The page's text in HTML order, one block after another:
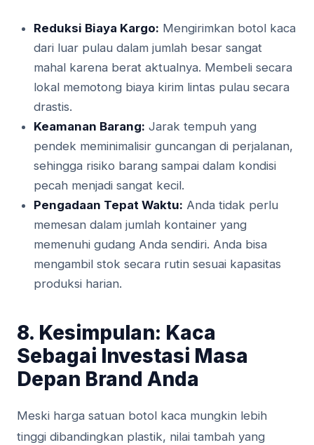
Reduksi Biaya Kargo: Mengirimkan botol kaca
dari luar pulau dalam jumlah besar sangat
mahal karena berat aktualnya. Membeli secara
lokal memotong biaya kirim lintas pulau secara
drastis.
Keamanan Barang: Jarak tempuh yang
pendek meminimalisir guncangan di perjalanan,
sehingga risiko barang sampai dalam kondisi
pecah menjadi sangat kecil.
Pengadaan Tepat Waktu: Anda tidak perlu
memesan dalam jumlah kontainer yang
memenuhi gudang Anda sendiri. Anda bisa
mengambil stok secara rutin sesuai kapasitas
produksi harian.
8. Kesimpulan: Kaca
Sebagai Investasi Masa
Depan Brand Anda
Meski harga satuan botol kaca mungkin lebih
tinggi dibandingkan plastik, nilai tambah yang